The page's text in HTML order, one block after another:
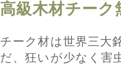
高級木材チーク
チーク材は世界三大
だ、狂いが少なく害